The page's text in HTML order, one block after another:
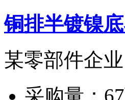
铜排半镀镍
某零部件企业
采购量：